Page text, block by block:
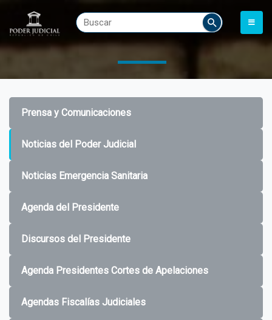
Prensa y Comunicaciones
Noticias del Poder Judicial
Noticias Emergencia Sanitaria
Agenda del Presidente
Discursos del Presidente
Agenda Presidentes Cortes de Apelaciones
Agendas Fiscalías Judiciales